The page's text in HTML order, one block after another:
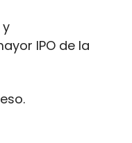
IPO de la